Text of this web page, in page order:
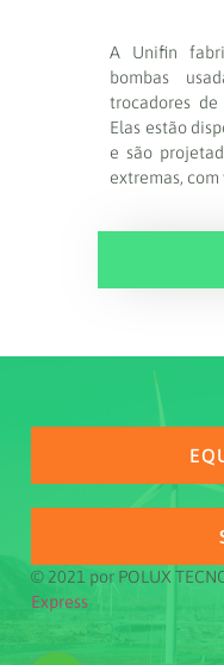
A Unifin
bombas
trocadores
Elas estão
e são
extremas,
© 2021 por POLUX
Express